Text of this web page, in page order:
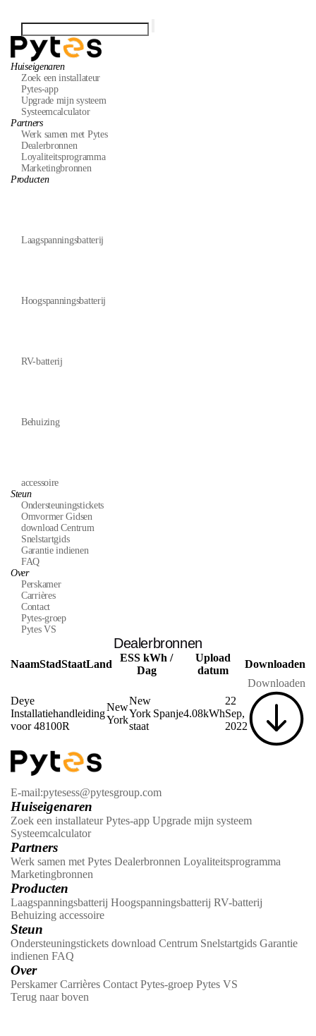
Huiseigenaren
Zoek een installateur
Pytes-app
Upgrade mijn systeem
Systeemcalculator
Partners
Werk samen met Pytes
Dealerbronnen
Loyaliteitsprogramma
Marketingbronnen
Producten
Laagspanningsbatterij
Hoogspanningsbatterij
RV-batterij
Behuizing
accessoire
Steun
Ondersteuningstickets
Omvormer Gidsen
download Centrum
Snelstartgids
Garantie indienen
FAQ
Over
Perskamer
Carrières
Contact
Pytes-groep
Pytes VS
Dealerbronnen
NaamStadStaatLand
ESS kWh /
Dag
Upload
datum
Downloaden
Deye
Installatiehandleiding
voor 48100R
New
York
New
York
staat
Spanje4.08kWh
22
Sep,
2022
Downloaden
E-mail:pytesess@pytesgroup.com
Huiseigenaren
Zoek een installateur Pytes-app Upgrade mijn systeem
Systeemcalculator
Partners
Werk samen met Pytes Dealerbronnen Loyaliteitsprogramma
Marketingbronnen
Producten
Laagspanningsbatterij Hoogspanningsbatterij RV-batterij
Behuizing accessoire
Steun
Ondersteuningstickets download Centrum Snelstartgids Garantie
indienen FAQ
Over
Perskamer Carrières Contact Pytes-groep Pytes VS
Terug naar boven